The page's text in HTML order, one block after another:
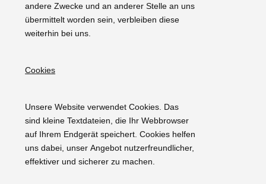
andere Zwecke und an anderer Stelle an uns
übermittelt worden sein, verbleiben diese
weiterhin bei uns.
Cookies
Unsere Website verwendet Cookies. Das
sind kleine Textdateien, die Ihr Webbrowser
auf Ihrem Endgerät speichert. Cookies helfen
uns dabei, unser Angebot nutzerfreundlicher,
effektiver und sicherer zu machen.